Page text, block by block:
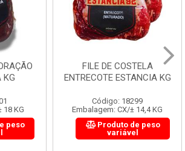
KG
18 KG
peso
FILE DE COSTELA
ENTRECOTE ESTANCIA KG
Código: 18299
Embalagem: CX/± 14,4 KG
Produto de peso
variável